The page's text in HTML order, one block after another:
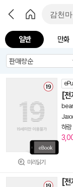
일반 만화
미리읽기
[
Jaxx
하랑|
[